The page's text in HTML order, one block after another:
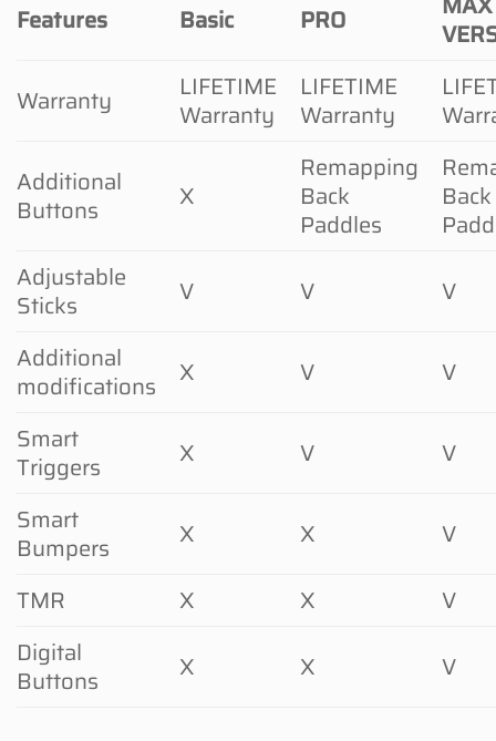
Features Basic PRO
Warranty
LIFETIME
Warranty
LIFETIME
Warranty
Additional
Buttons
X
Remapping
Back
Paddles
Back
Adjustable
Sticks
V V
V
Additional
modifications
X V
V
Smart
Triggers
X V
V
Smart
Bumpers
X X
V
TMR
X X
V
Digital
Buttons
X X V